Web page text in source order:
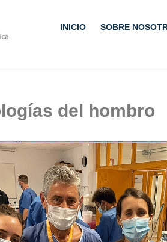
INICIO SOBRE
del hombro